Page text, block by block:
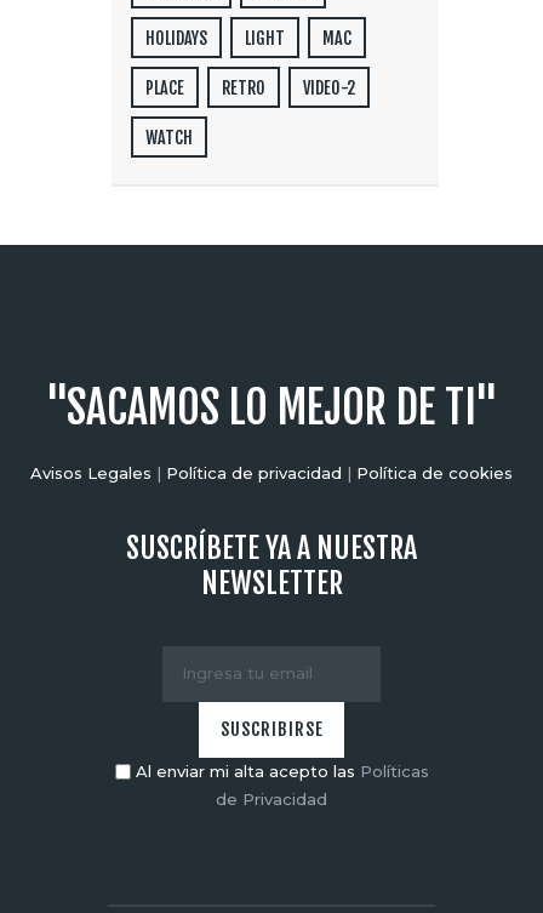
HOLIDAYS LIGHT MAC
PLACE RETRO VIDEO-2
WATCH
"SACAMOS LO MEJOR DE TI"
Avisos Legales | Política de privacidad | Política de cookies
SUSCRÍBETE YA A NUESTRA
NEWSLETTER
Al enviar mi alta acepto las Políticas
de Privacidad